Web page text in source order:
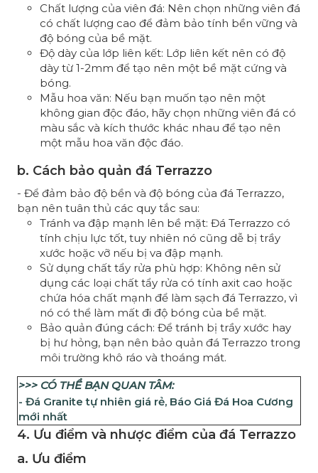
Chất lượng của viên đá: Nên chọn những viên đá
có chất lượng cao để đảm bảo tính bền vững và
độ bóng của bề mặt.
Độ dày của lớp liên kết: Lớp liên kết nên có độ
dày từ 1-2mm để tạo nên một bề mặt cứng và
bóng.
Mẫu hoa văn: Nếu bạn muốn tạo nên một
không gian độc đáo, hãy chọn những viên đá có
màu sắc và kích thước khác nhau để tạo nên
một mẫu hoa văn độc đáo.
b. Cách bảo quản đá Terrazzo
- Để đảm bảo độ bền và độ bóng của đá Terrazzo,
bạn nên tuân thủ các quy tắc sau:
Tránh va đập mạnh lên bề mặt: Đá Terrazzo có
tính chịu lực tốt, tuy nhiên nó cũng dễ bị trầy
xước hoặc vỡ nếu bị va đập mạnh.
Sử dụng chất tẩy rửa phù hợp: Không nên sử
dụng các loại chất tẩy rửa có tính axit cao hoặc
chứa hóa chất mạnh để làm sạch đá Terrazzo, vì
nó có thể làm mất đi độ bóng của bề mặt.
Bảo quản đúng cách: Để tránh bị trầy xước hay
bị hư hỏng, bạn nên bảo quản đá Terrazzo trong
môi trường khô ráo và thoáng mát.
>>> CÓ THỂ BẠN QUAN TÂM:
- Đá Granite tự nhiên giá rẻ, Báo Giá Đá Hoa Cương
mới nhất
4. Ưu điểm và nhược điểm của đá Terrazzo
a. Ưu điểm